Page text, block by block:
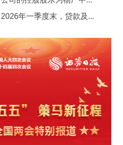
年一季度末，贷款及...